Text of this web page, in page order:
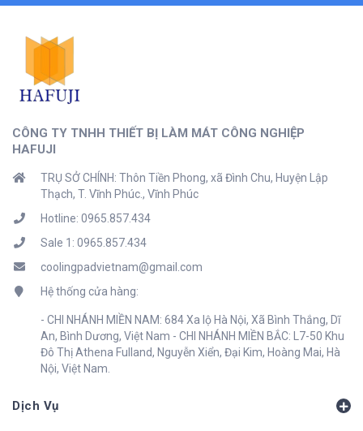
CÔNG TY TNHH THIẾT BỊ LÀM MÁT CÔNG NGHIỆP
HAFUJI
TRỤ SỞ CHÍNH: Thôn Tiền Phong, xã Đình Chu, Huyện Lập
Thạch, T. Vĩnh Phúc., Vĩnh Phúc
Hotline: 0965.857.434
Sale 1: 0965.857.434
coolingpadvietnam@gmail.com
Hệ thống cửa hàng:
- CHI NHÁNH MIỀN NAM: 684 Xa lộ Hà Nội, Xã Bình Thắng, Dĩ
An, Bình Dương, Việt Nam - CHI NHÁNH MIỀN BẮC: L7-50 Khu
Đô Thị Athena Fulland, Nguyễn Xiển, Đại Kim, Hoàng Mai, Hà
Nội, Việt Nam.
Dịch Vụ